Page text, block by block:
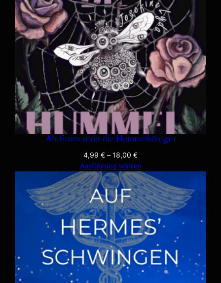
Als Erstes stirbt die Hummelkönigin
4,99 € – 18,00 €
Ausführung wählen